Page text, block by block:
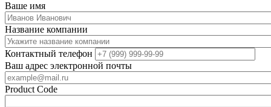
Ваше имя
Название компании
Контактный телефон
Ваш адрес электронной почты
Product Code